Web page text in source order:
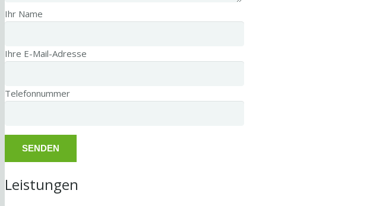
Ihr Name
Ihre E-Mail-Adresse
Telefonnummer
Leistungen